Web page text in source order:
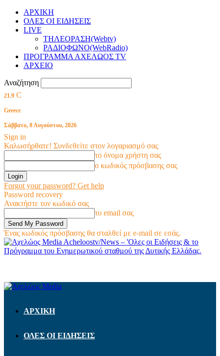
ΑΡΧΙΚΗ
ΟΛΕΣ ΟΙ ΕΙΔΗΣΕΙΣ
LIVE
ΤΗΛΕΟΡΑΣΗ(Webtv)
ΡΑΔΙΟΦΩΝΟ(WebRadio)
ΠΡΟΓΡΑΜΜΑ ΑΧΕΛΩΟΣ TV
ΑΡΧΕΙΟ
Αναζήτηση
21.9 C
Greece
Σάββατο, 8 Αυγούστου, 2026
Sign in
Καλωσήρθατε! Συνδεθείτε στον λογαριασμό σας
το όνομα χρήστη σας
ο κωδικός πρόσβασης σας
Forgot your password? Get help
Password recovery
Ανακτήστε τον κωδικό σας
το email σας
Ένας κωδικός πρόσβασης θα σταλθεί με e-mail σε εσάς.
Acheloostv/News – 'Ολες οι Ειδήσεις & το
Πρόγραμμα του Ενημερωτικού σταθμού της Δυτικής Ελλάδας.
ΑΡΧΙΚΗ
ΟΛΕΣ ΟΙ ΕΙΔΗΣΕΙΣ